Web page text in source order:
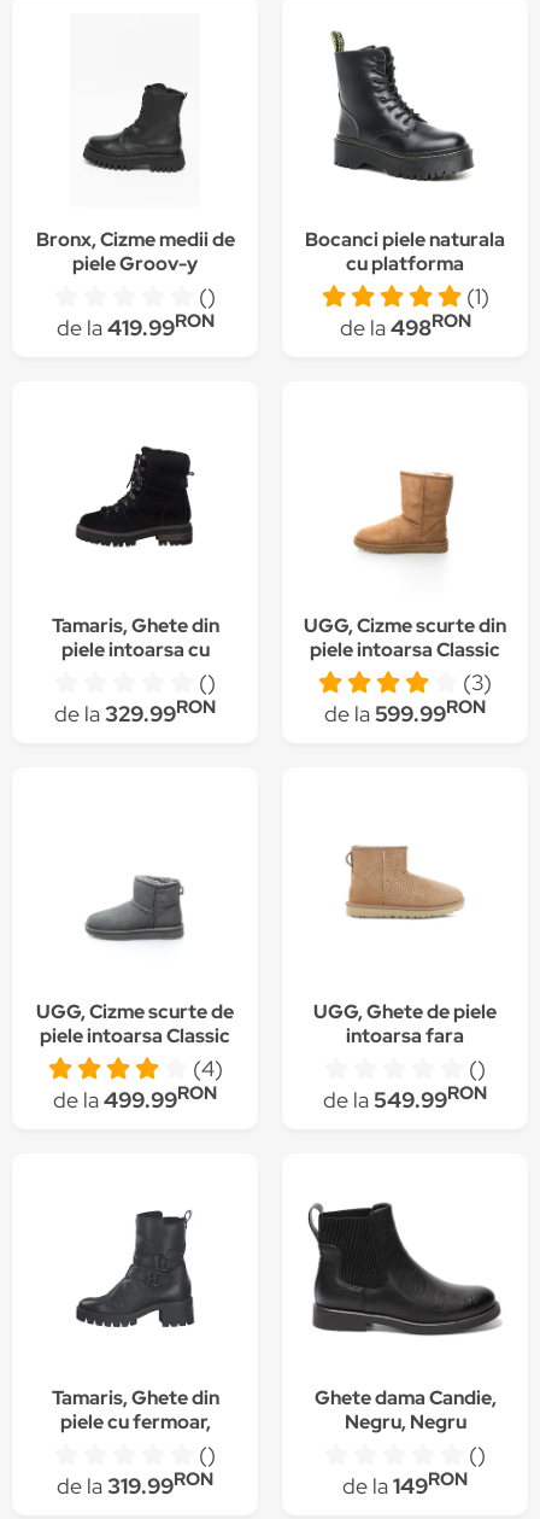
Bronx, Cizme medii de
piele Groov-y
()
de la419.99RON
Bocanci piele naturala
cu platforma
neimblaniti Helter,
ShoeFever, Negru
(1)
de la498RON
Tamaris, Ghete din
piele intoarsa cu
insertii din blana
shearling sintetica,
Negru
()
de la329.99RON
UGG, Cizme scurte din
piele intoarsa Classic
(3)
de la599.99RON
UGG, Cizme scurte de
piele intoarsa Classic
Mini II
(4)
de la499.99RON
UGG, Ghete de piele
intoarsa fara
inchidere, Maro nisip
()
de la549.99RON
Tamaris, Ghete din
piele cu fermoar,
()
de la319.99RON
Ghete dama Candie,
Negru, Negru
()
de la149RON